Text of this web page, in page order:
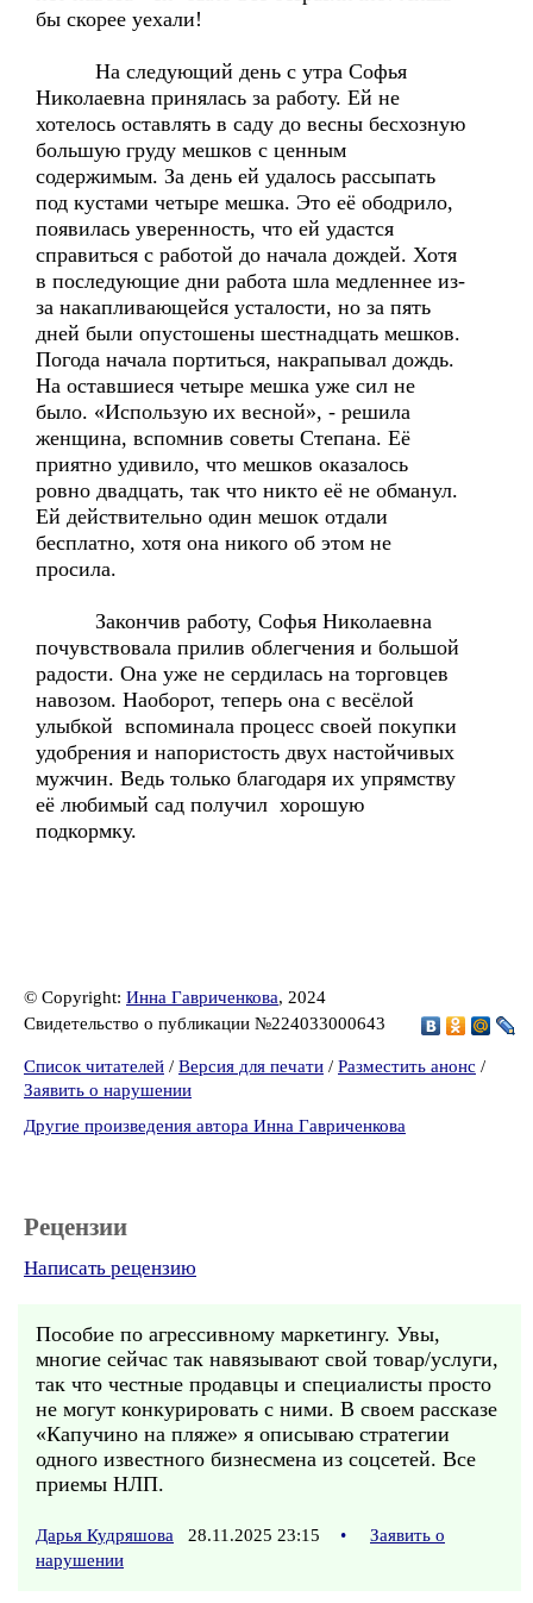
бы скорее уехали!
На следующий день с утра Софья
Николаевна принялась за работу. Ей не
хотелось оставлять в саду до весны бесхозную
большую груду мешков с ценным
содержимым. За день ей удалось рассыпать
под кустами четыре мешка. Это её ободрило,
появилась уверенность, что ей удастся
справиться с работой до начала дождей. Хотя
в последующие дни работа шла медленнее из-
за накапливающейся усталости, но за пять
дней были опустошены шестнадцать мешков.
Погода начала портиться, накрапывал дождь.
На оставшиеся четыре мешка уже сил не
было. «Использую их весной», - решила
женщина, вспомнив советы Степана. Её
приятно удивило, что мешков оказалось
ровно двадцать, так что никто её не обманул.
Ей действительно один мешок отдали
бесплатно, хотя она никого об этом не
просила.
Закончив работу, Софья Николаевна
почувствовала прилив облегчения и большой
радости. Она уже не сердилась на торговцев
навозом. Наоборот, теперь она с весёлой
улыбкой вспоминала процесс своей покупки
удобрения и напористость двух настойчивых
мужчин. Ведь только благодаря их упрямству
её любимый сад получил хорошую
подкормку.
© Copyright: Инна Гавриченкова, 2024
Свидетельство о публикации №224033000643
Список читателей / Версия для печати / Разместить анонс /
Заявить о нарушении
Другие произведения автора Инна Гавриченкова
Рецензии
Написать рецензию
Пособие по агрессивному маркетингу. Увы,
многие сейчас так навязывают свой товар/услуги,
так что честные продавцы и специалисты просто
не могут конкурировать с ними. В своем рассказе
«Капучино на пляже» я описываю стратегии
одного известного бизнесмена из соцсетей. Все
приемы НЛП.
Дарья Кудряшова 28.11.2025 23:15 •
Заявить о
нарушении